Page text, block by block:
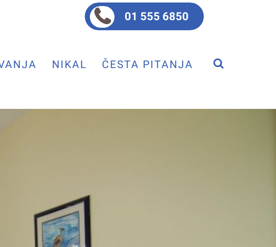
01 555 6850
NIKAL ČESTA PITANJA